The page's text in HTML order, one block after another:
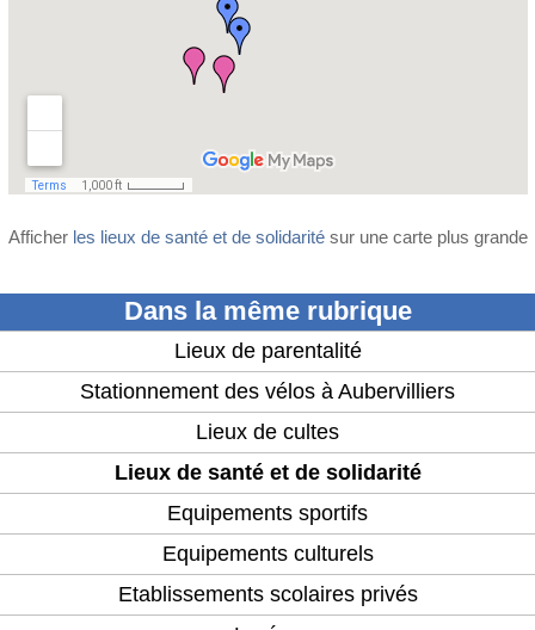
Afficher les lieux de santé et de solidaritésur une carte plus grande
Dans la même rubrique
Lieux de parentalité
Stationnement des vélos à Aubervilliers
Lieux de cultes
Lieux de santé et de solidarité
Equipements sportifs
Equipements culturels
Etablissements scolaires privés